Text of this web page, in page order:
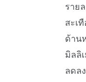
ราย
สะเ
ด้าน
มิลลิ
ลดล